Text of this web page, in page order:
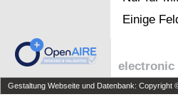
Einige
electronic
Gestaltung Webseite und Datenbank: